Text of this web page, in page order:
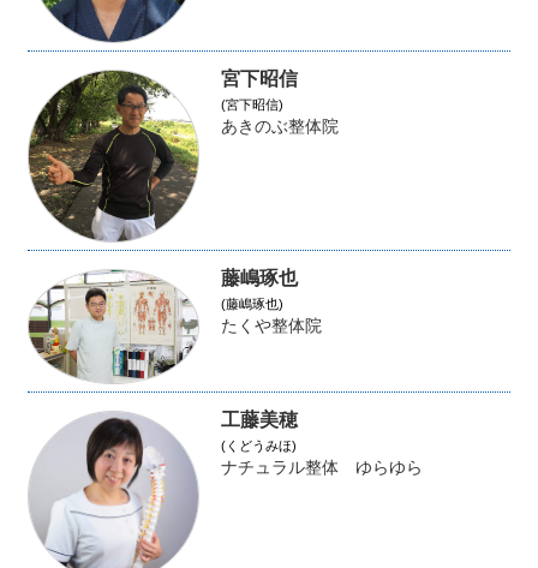
宮下昭信
(宮下昭信)
あきのぶ整体院
藤嶋琢也
(藤嶋琢也)
たくや整体院
工藤美穂
(くどうみほ)
ナチュラル整体 ゆらゆら